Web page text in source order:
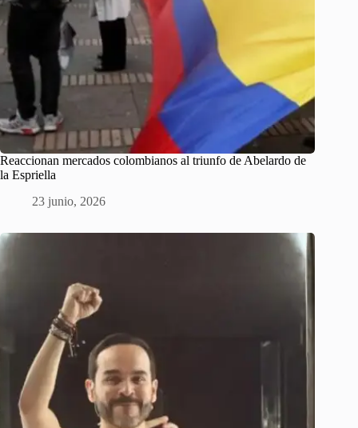
Reaccionan mercados colombianos al triunfo de Abelardo de
la Espriella
23 junio, 2026